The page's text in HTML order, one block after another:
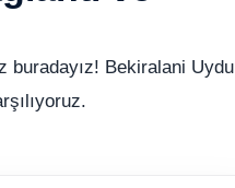
buradayız! Bekiralani Uydu